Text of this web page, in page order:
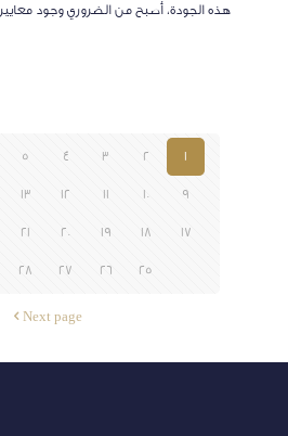
هذه الجودة، أصبح من الضروري وجود معايير
1
2
3
4
5
9
10
11
12
13
17
18
19
20
21
25
26
27
28
Next page